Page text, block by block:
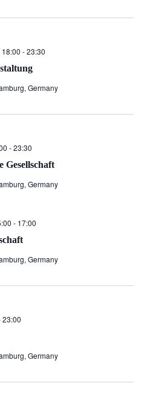
-23:30
Germany
Gesellschaft
-23:30
Germany
- 17:00
Germany
23:00
Germany